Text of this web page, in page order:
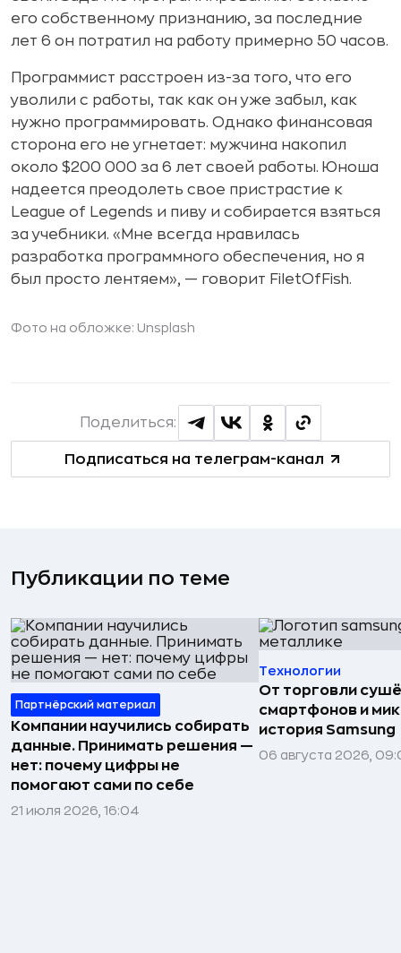
его собственному признанию, за последние
лет 6 он потратил на работу примерно 50 часов.
Программист расстроен из-за того, что его
уволили с работы, так как он уже забыл, как
нужно программировать. Однако финансовая
сторона его не угнетает: мужчина накопил
около $200 000 за 6 лет своей работы. Юноша
надеется преодолеть свое пристрастие к
League of Legends и пиву и собирается взяться
за учебники. «Мне всегда нравилась
разработка программного обеспечения, но я
был просто лентяем», — говорит FiletOfFish.
Фото на обложке: Unsplash
Подписаться на телеграм-канал
Поделиться:
Публикации по теме
Партнёрский материал
Компании научились собирать
данные. Принимать решения —
нет: почему цифры не
помогают сами по себе
21 июля 2026, 16:04
Технологии
От торговли
смартфонов и
история Samsung
06 августа 2026,